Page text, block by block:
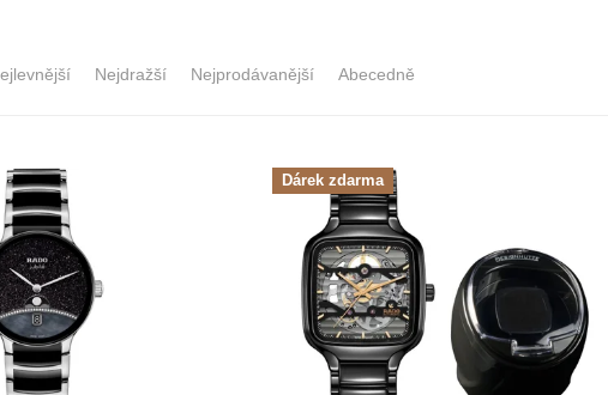
Nejdražší Nejprodávanější Abecedně
Dárek zdarma